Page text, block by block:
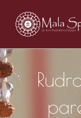
naar
inhoud